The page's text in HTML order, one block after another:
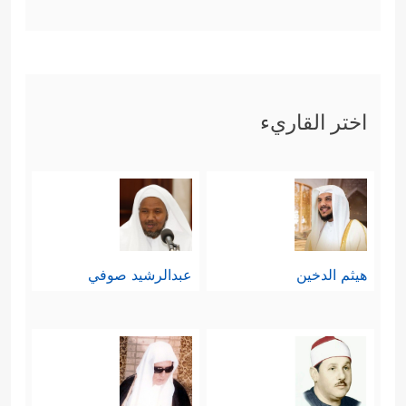
الترف؛ فالمترفون هم الذين يُبدون
لأنّهم يخشون التغيير الذي يرَون فيه
تهديدًا لمكاسبهم التي ورثوها في ظلِّ
هذهالأعراف
والتقاليد، والنظام
رابعًا: تنبِيهُ العقول إلى آيات الله المبثُوثة
اختر القاريء
هيثم الدخين عبدالرشيد صوفي